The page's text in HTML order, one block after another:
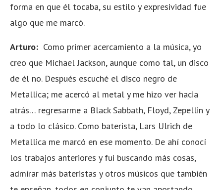
forma en que él tocaba, su estilo y expresividad fue
algo que me marcó.
Arturo: Como primer acercamiento a la música, yo
creo que Michael Jackson, aunque como tal, un disco
de él no. Después escuché el disco negro de
Metallica; me acercó al metal y me hizo ver hacia
atrás… regresarme a Black Sabbath, Floyd, Zepellin y
a todo lo clásico. Como baterista, Lars Ulrich de
Metallica me marcó en ese momento. De ahí conocí
los trabajos anteriores y fui buscando más cosas,
admirar más bateristas y otros músicos que también